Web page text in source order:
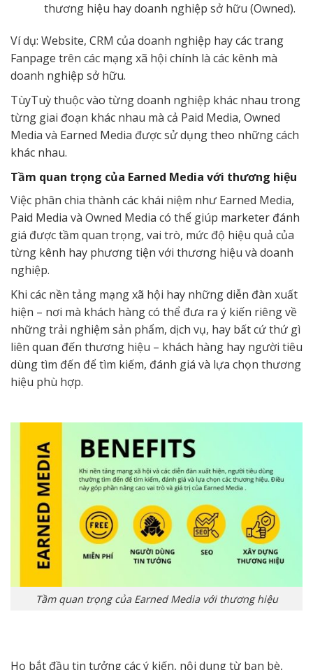
thương hiệu hay doanh nghiệp sở hữu (Owned).
Ví dụ: Website, CRM của doanh nghiệp hay các trang
Fanpage trên các mạng xã hội chính là các kênh mà
doanh nghiệp sở hữu.
TùyTuỳthuộc vào từng doanh nghiệp khác nhau trong
từng giai đoạn khác nhau mà cả Paid Media, Owned
Media và Earned Media được sử dụng theo những cách
khác nhau.
Tầm quan trọng của Earned Media với thương hiệu
Việc phân chia thành các khái niệm như Earned Media,
Paid Media và Owned Media có thể giúp marketer đánh
giá được tầm quan trọng, vai trò, mức độ hiệu quả của
từng kênh hay phương tiện với thương hiệu và doanh
nghiệp.
Khi các nền tảng mạng xã hội hay những diễn đàn xuất
hiện – nơi mà khách hàng có thể đưa ra ý kiến riêng về
những trải nghiệm sản phẩm, dịch vụ, hay bất cứ thứ gì
liên quan đến thương hiệu – khách hàng hay người tiêu
dùng tìm đến để tìm kiếm, đánh giá và lựa chọn thương
hiệu phù hợp.
Tầm quan trọng của Earned Media với thương hiệu
Họ bắt đầu tin tưởng các ý kiến, nội dung từ bạn bè,